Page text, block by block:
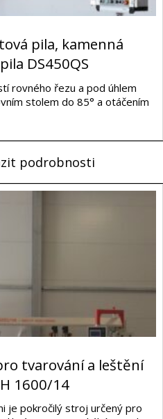
pila, kamenná
DS450QS
rovného řezu a pod úhlem
stolem do 85° a otáčením
podrobnosti
tvarování a leštění
1600/14
je pokročilý stroj určený pro